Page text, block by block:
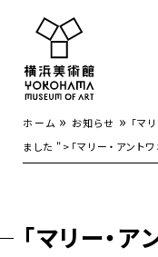
ホーム » お知らせ » 「マ
ました "> 「マリー・アント
「マリー・